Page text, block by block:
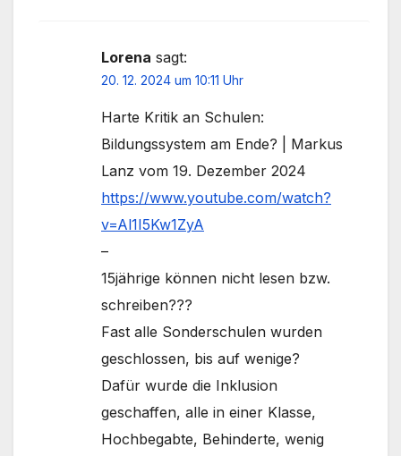
Lorena sagt:
20. 12. 2024 um 10:11 Uhr
Harte Kritik an Schulen:
Bildungssystem am Ende? | Markus
Lanz vom 19. Dezember 2024
https://www.youtube.com/watch?
v=Al1I5Kw1ZyA
–
15jährige können nicht lesen bzw.
schreiben???
Fast alle Sonderschulen wurden
geschlossen, bis auf wenige?
Dafür wurde die Inklusion
geschaffen, alle in einer Klasse,
Hochbegabte, Behinderte, wenig